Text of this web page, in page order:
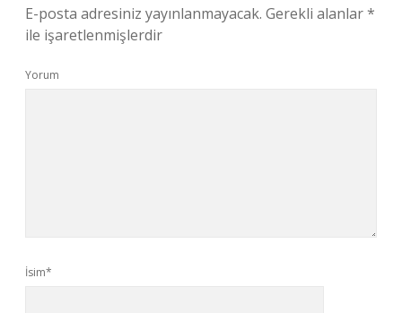
E-posta adresiniz yayınlanmayacak. Gerekli alanlar*
ile işaretlenmişlerdir
Yorum
İsim*